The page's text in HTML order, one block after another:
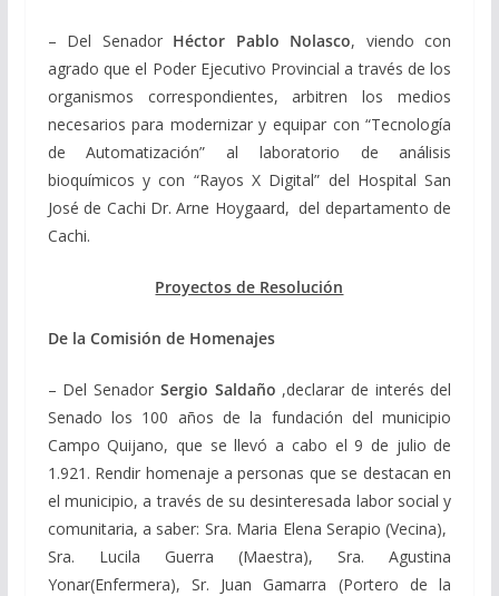
– Del Senador Héctor Pablo Nolasco, viendo con
agrado que el Poder Ejecutivo Provincial a través de los
organismos correspondientes, arbitren los medios
necesarios para modernizar y equipar con “Tecnología
de Automatización” al laboratorio de análisis
bioquímicos y con “Rayos X Digital” del Hospital San
José de Cachi Dr. Arne Hoygaard, del departamento de
Cachi.
Proyectos de Resolución
De la Comisión de Homenajes
– Del Senador Sergio Saldaño ,declarar de interés del
Senado los 100 años de la fundación del municipio
Campo Quijano, que se llevó a cabo el 9 de julio de
1.921. Rendir homenaje a personas que se destacan en
el municipio, a través de su desinteresada labor social y
comunitaria, a saber: Sra. Maria Elena Serapio (Vecina),
Sra. Lucila Guerra (Maestra), Sra. Agustina
Yonar(Enfermera), Sr. Juan Gamarra (Portero de la